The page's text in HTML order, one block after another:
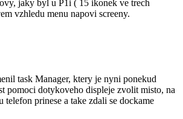
jaky byl u P1i ( 15 ikonek ve trech
vzhledu menu napovi screeny.
task Manager, ktery je nyni ponekud
pomoci dotykoveho displeje zvolit misto, na
prinese a take zdali se dockame